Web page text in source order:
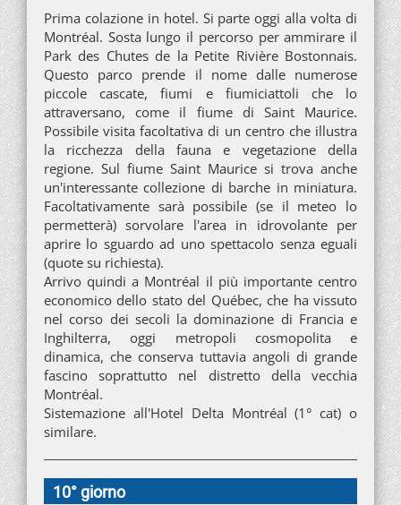
Prima colazione in hotel. Si parte oggi alla volta di
Montréal. Sosta lungo il percorso per ammirare il
Park des Chutes de la Petite Rivière Bostonnais.
Questo parco prende il nome dalle numerose
piccole cascate, fiumi e fiumiciattoli che lo
attraversano, come il fiume di Saint Maurice.
Possibile visita facoltativa di un centro che illustra
la ricchezza della fauna e vegetazione della
regione. Sul fiume Saint Maurice si trova anche
un'interessante collezione di barche in miniatura.
Facoltativamente sarà possibile (se il meteo lo
permetterà) sorvolare l'area in idrovolante per
aprire lo sguardo ad uno spettacolo senza eguali
(quote su richiesta).
Arrivo quindi a Montréal il più importante centro
economico dello stato del Québec, che ha vissuto
nel corso dei secoli la dominazione di Francia e
Inghilterra, oggi metropoli cosmopolita e
dinamica, che conserva tuttavia angoli di grande
fascino soprattutto nel distretto della vecchia
Montréal.
Sistemazione all'Hotel Delta Montréal (1° cat) o
similare.
10° giorno